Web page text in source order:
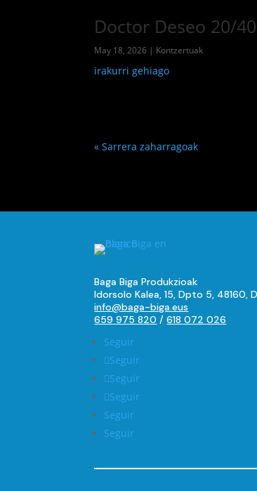
Doctor Deseo 20/
May 18, 2026 | Kontzertuak
irakurri gehiago
« Sarrera zaharragoak
Baga Biga Produkzioak
Idorsolo Kalea, 15, Dpto 5, 48160,
info@baga-biga.eus
659 975 820 /618 072 026
Seguir
Seguir
Seguir
Seguir
Seguir
Seguir